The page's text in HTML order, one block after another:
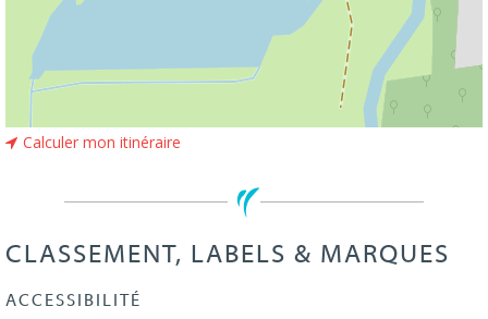
Calculer mon itinéraire
CLASSEMENT, LABELS & MARQUES
ACCESSIBILITÉ